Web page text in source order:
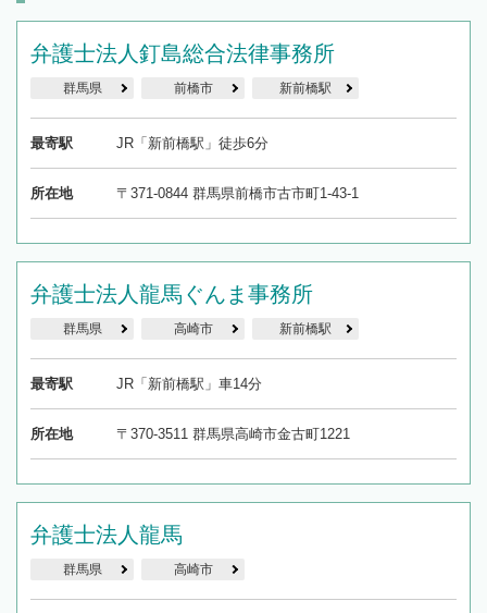
弁護士法人釘島総合法律事務所
群馬県 前橋市 新前橋駅
最寄駅 JR「新前橋駅」徒歩6分
所在地 〒371-0844 群馬県前橋市古市町1-43-1
弁護士法人龍馬ぐんま事務所
群馬県 高崎市 新前橋駅
最寄駅 JR「新前橋駅」車14分
所在地 〒370-3511 群馬県高崎市金古町1221
弁護士法人龍馬
群馬県 高崎市